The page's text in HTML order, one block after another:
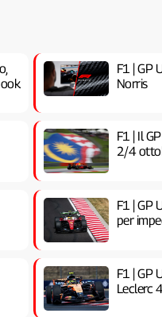
F1 | GP
Norris
F1 | Il
2/4
F1 | GP
per
F1 | GP
Leclerc